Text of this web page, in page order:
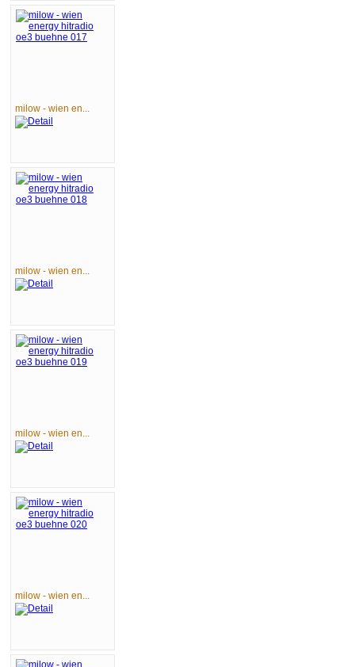
milow - wien en...
milow - wien en...
milow - wien en...
milow - wien en...